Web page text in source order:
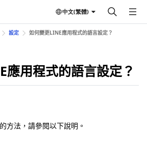
中文(繁體)
設定 如何變更LINE應用程式的語言設定？
應用程式的語言設定？
方法，請參閱以下說明。